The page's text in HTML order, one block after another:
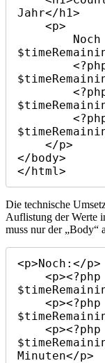
Jahr</h1>
</body>
</html>
Die technische
Auflistung der Werte
muss nur der „Body“
<p>Noch:</p>
Minuten</p>